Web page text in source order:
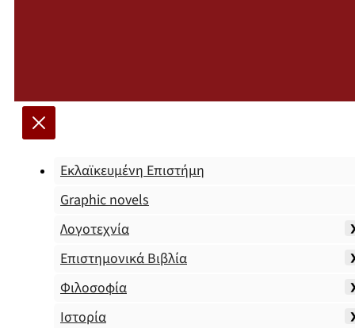
Εκλαϊκευμένη Επιστήμη
Graphic novels
Λογοτεχνία
Επιστημονικά Βιβλία
Φιλοσοφία
Ιστορία